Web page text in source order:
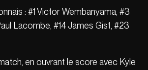
: #1 Victor Wembanyama, #3
Lacombe, #14 James Gist, #23
en ouvrant le score avec Kyle